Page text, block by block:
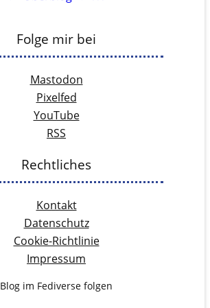
Folge mir bei
Mastodon
Pixelfed
YouTube
RSS
Rechtliches
Kontakt
Datenschutz
Cookie-Richtlinie
Impressum
Blog im Fediverse folgen